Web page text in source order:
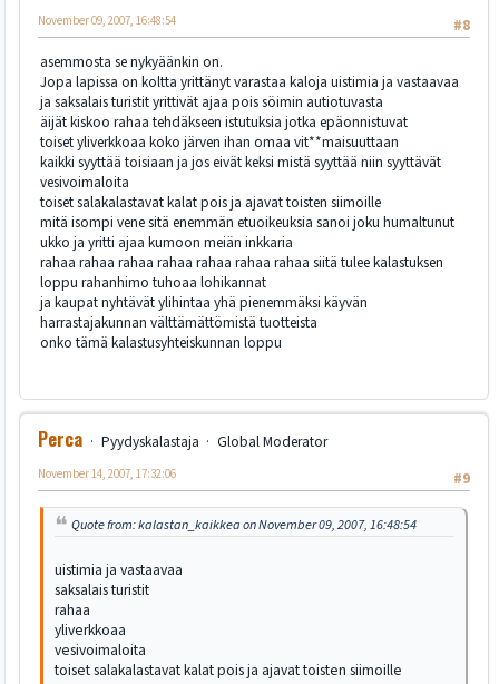
#8
November 09, 2007, 16:48:54
asemmosta se nykyäänkin on.
Jopa lapissa on koltta yrittänyt varastaa kaloja uistimia ja vastaavaa
ja saksalais turistit yrittivät ajaa pois söimin autiotuvasta
äijät kiskoo rahaa tehdäkseen istutuksia jotka epäonnistuvat
toiset yliverkkoaa koko järven ihan omaa vit**maisuuttaan
kaikki syyttää toisiaan ja jos eivät keksi mistä syyttää niin syyttävät
vesivoimaloita
toiset salakalastavat kalat pois ja ajavat toisten siimoille
mitä isompi vene sitä enemmän etuoikeuksia sanoi joku humaltunut
ukko ja yritti ajaa kumoon meiän inkkaria
rahaa rahaa rahaa rahaa rahaa rahaa rahaa siitä tulee kalastuksen
loppu rahanhimo tuhoaa lohikannat
ja kaupat nyhtävät ylihintaa yhä pienemmäksi käyvän
harrastajakunnan välttämättömistä tuotteista
onko tämä kalastusyhteiskunnan loppu
Perca Pyydyskalastaja
Global Moderator
#9
November 14, 2007, 17:32:06
Quote from: kalastan_kaikkea on November 09, 2007, 16:48:54
uistimia ja vastaavaa
saksalais turistit
rahaa
yliverkkoaa
vesivoimaloita
toiset salakalastavat kalat pois ja ajavat toisten siimoille